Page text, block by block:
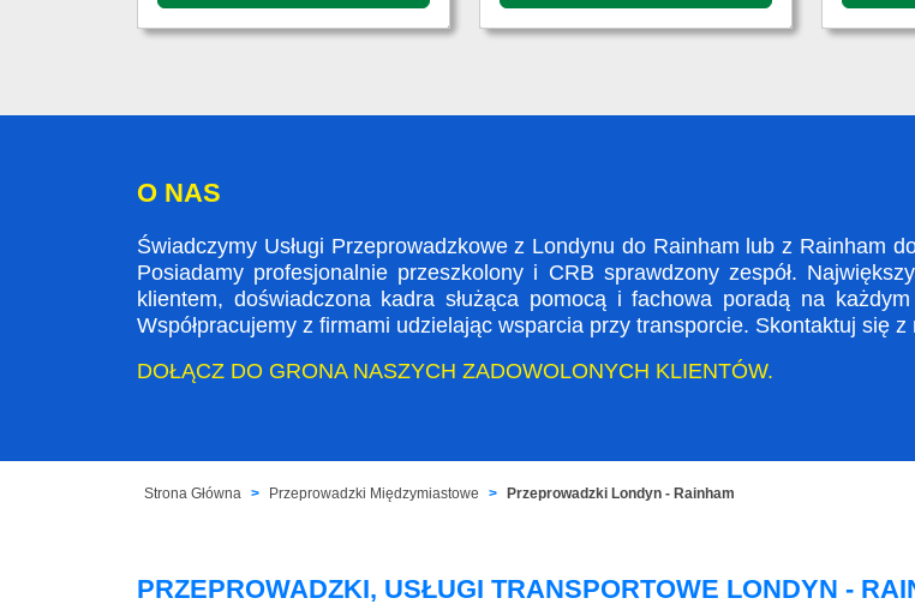
O NAS
Świadczymy Usługi Przeprowadzkowe z Londynu do Rainham lub z Rainham
Posiadamy profesjonalnie przeszkolony i CRB sprawdzony zespół.
klientem, doświadczona kadra służąca pomocą i fachowa poradą na
Współpracujemy z firmami udzielając wsparcia przy transporcie. Skontaktuj się z
DOŁĄCZ DO GRONA NASZYCH ZADOWOLONYCH KLIENTÓW.
Strona Główna Przeprowadzki Międzymiastowe Przeprowadzki Londyn - Rainham
PRZEPROWADZKI, USŁUGI TRANSPORTOWE LONDYN -